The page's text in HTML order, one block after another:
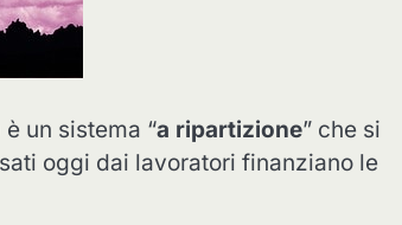
è un sistema “a ripartizione” che si
oggi dai lavoratori finanziano le